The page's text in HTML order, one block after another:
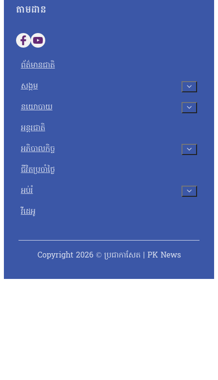
តាមដាន
Follow us on Facebook
Follow us on YouTube
ព័ត៌មានជាតិ
សង្គម
នយោបាយ
អន្តរជាតិ
អភិបាលកិច្ច
ជីវិតប្រចាំថ្ងៃ
អប់រំ
វីដេអូ
Copyright 2026 © ប្រជាកាសែត | PK News